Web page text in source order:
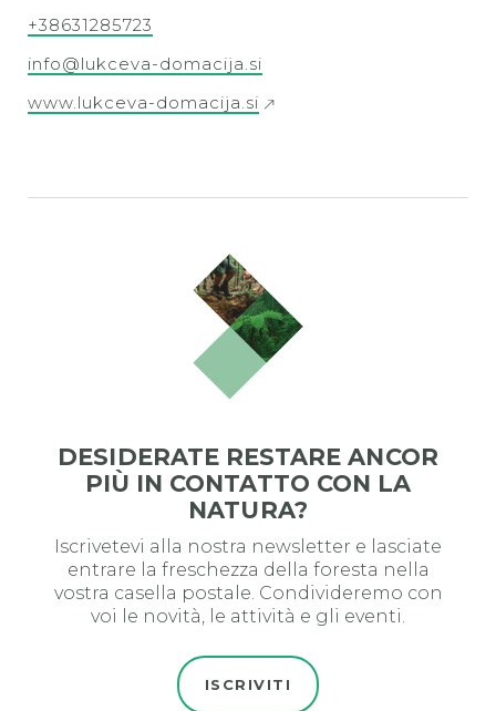
+38631285723
info@lukceva-domacija.si
www.lukceva-domacija.si
DESIDERATE RESTARE ANCOR
PIÙ IN CONTATTO CON LA
NATURA?
Iscrivetevi alla nostra newsletter e lasciate
entrare la freschezza della foresta nella
vostra casella postale. Condivideremo con
voi le novità, le attività e gli eventi.
ISCRIVITI